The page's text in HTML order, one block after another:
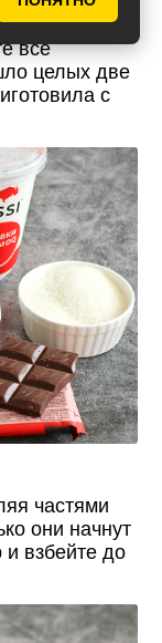
все
целых две
с
частями
они начнут
и взбейте до